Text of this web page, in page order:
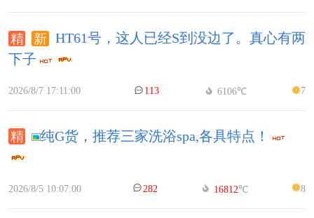
HT61号，这人已经S到没边了。真心有两
下子
2026/8/7 17:11:00 113 6106℃ 7
纯G货，推荐三家洗浴spa,各具特点！
2026/8/5 10:07:00 282 16812℃ 8